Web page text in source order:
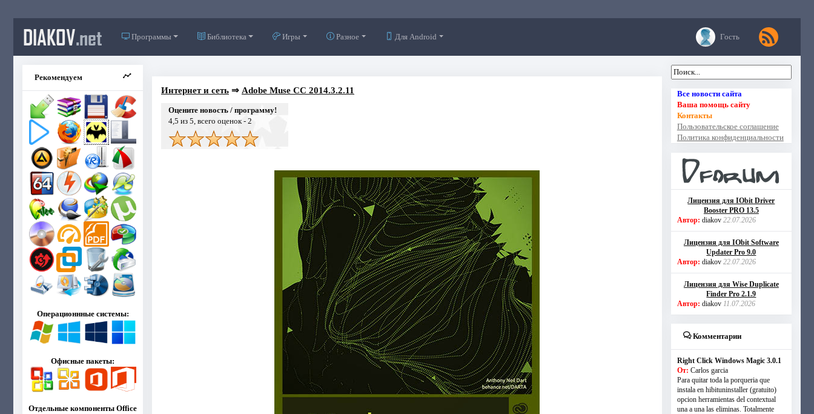
DIAKOV.net Программы Библиотека Игры Разное Для Android Гость
Рекомендуем
Операционнные системы:
Офисные пакеты:
Отдельные компоненты Office
Интернет и сеть⇒ Adobe Muse CC 2014.3.2.11
Оцените новость / программу!
4,5 из 5, всего оценок - 2
Все новости сайта
Ваша помощь сайту
Контакты
Пользовательское соглашение
Политика конфиденциальности
Лицензия для IObit Driver
Booster PRO 13.5
Автор: diakov 22.07.2026
Лицензия для IObit Software
Updater Pro 9.0
Автор: diakov 22.07.2026
Лицензия для Wise Duplicate
Finder Pro 2.1.9
Автор: diakov 11.07.2026
Комментарии
Right Click Windows Magic 3.0.1
От: Carlos garcia
Para quitar toda la porqueria que
instala en hibituninstaller (gratuito)
opcion herramientas del contextual
una a una las eliminas. Totalmente